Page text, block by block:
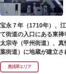
宝永７年（1710年）、
て街道の入口にある東禅
太宗寺（甲州街道）、
葉街道）に地蔵が建立さ
奥浅草エリア